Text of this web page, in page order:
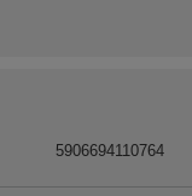
5906694110764